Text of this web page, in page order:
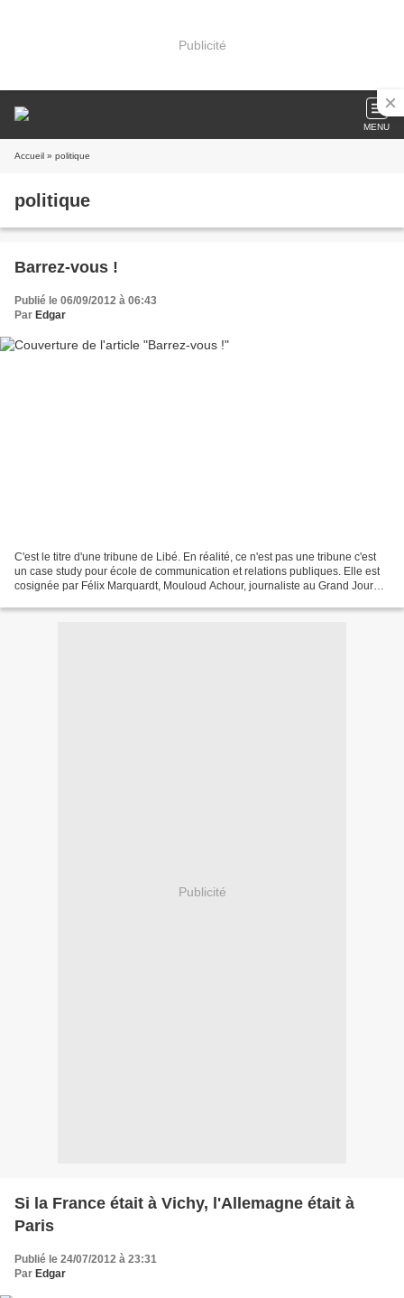
Publicité
MENU
Accueil » politique
politique
Barrez-vous !
Publié le 06/09/2012 à 06:43
Par Edgar
C'est le titre d'une tribune de Libé. En réalité, ce n'est pas une tribune c'est
un case study pour école de communication et relations publiques. Elle est
cosignée par Félix Marquardt, Mouloud Achour, journaliste au Grand Journal
Publicité
Si la France était à Vichy, l'Allemagne était à
Paris
Publié le 24/07/2012 à 23:31
Par Edgar